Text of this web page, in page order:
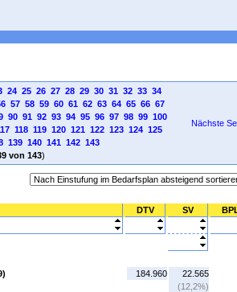
24 25 26 27 28 29 30 31 32 33 34
57 58 59 60 61 62 63 64 65 66 67
90 91 92 93 94 95 96 97 98 99 100
118 119 120 121 122 123 124 125
139 140 141 142 143
von 143)
Nächste
DTV SV
184.960
22.565
(12,2%)